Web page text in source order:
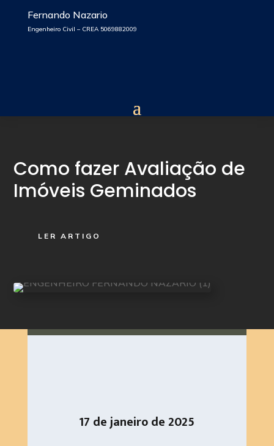
Fernando Nazario
Engenheiro Civil – CREA 5069882009
Como fazer Avaliação de
Imóveis Geminados
LER ARTIGO
17 de janeiro de 2025